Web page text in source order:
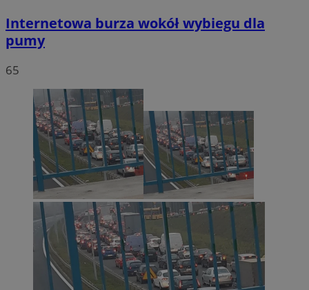
Internetowa burza wokół wybiegu dla
pumy
65